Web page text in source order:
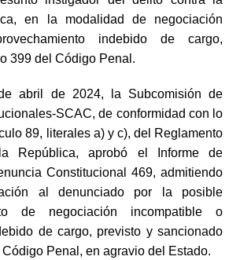
en la modalidad de negociación
indebido de cargo,
399 del Código Penal.
abril de 2024, la Subcomisión de
SCAC, de conformidad con lo
89, literales a) y c), del Reglamento
República, aprobó el Informe de
Constitucional 469, admitiendo
al denunciado por la posible
de negociación incompatible o
de cargo, previsto y sancionado
Penal, en agravio del Estado.